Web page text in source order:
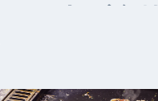
エキガタリ